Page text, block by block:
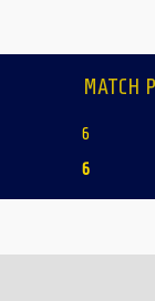
MATCH
6
6